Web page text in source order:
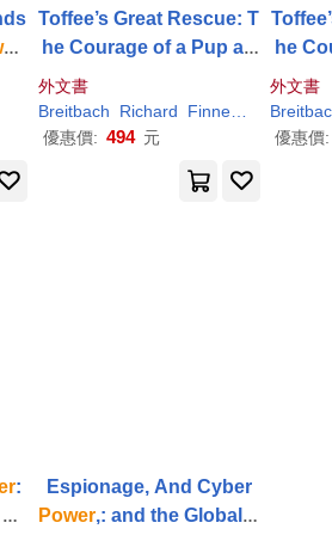
Toffee’s Great Rescue: T
he Courage of a Pup an
d the
ity
外文書
Breitbach
Richard Finnegan
Nancy
優惠價: 494 元
he
d the
外文書
優惠價:
:
Espionage, And Cyber
Power,: and the Global S